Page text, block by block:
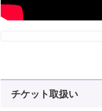
チケット取扱い